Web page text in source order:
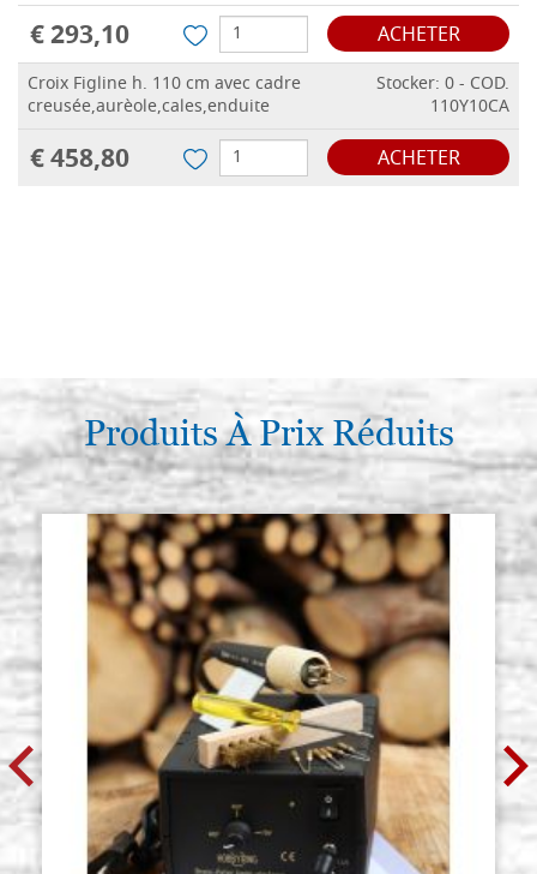
€ 293,10 ACHETER
Croix Figline h. 110 cm avec cadre
creusée,aurèole,cales,enduite
Stocker: 0 - COD.
110Y10CA
€ 458,80 ACHETER
Produits À Prix Réduits